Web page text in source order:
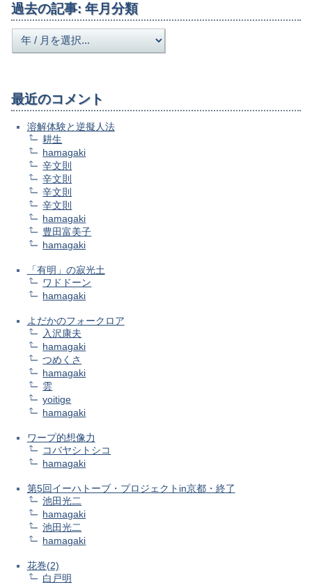
過去の記事: 年月分類
最近のコメント
溶解体験と逆擬人法
耕生
hamagaki
辛文則
辛文則
辛文則
辛文則
hamagaki
豊田富美子
hamagaki
「有明」の寂光土
ワドドーン
hamagaki
よだかのフォークロア
入沢康夫
hamagaki
つめくさ
hamagaki
雲
yoitige
hamagaki
ワープ的想像力
コバヤシトシコ
hamagaki
第5回イーハトーブ・プロジェクトin京都・終了
池田光二
hamagaki
池田光二
hamagaki
花巻(2)
白戸明